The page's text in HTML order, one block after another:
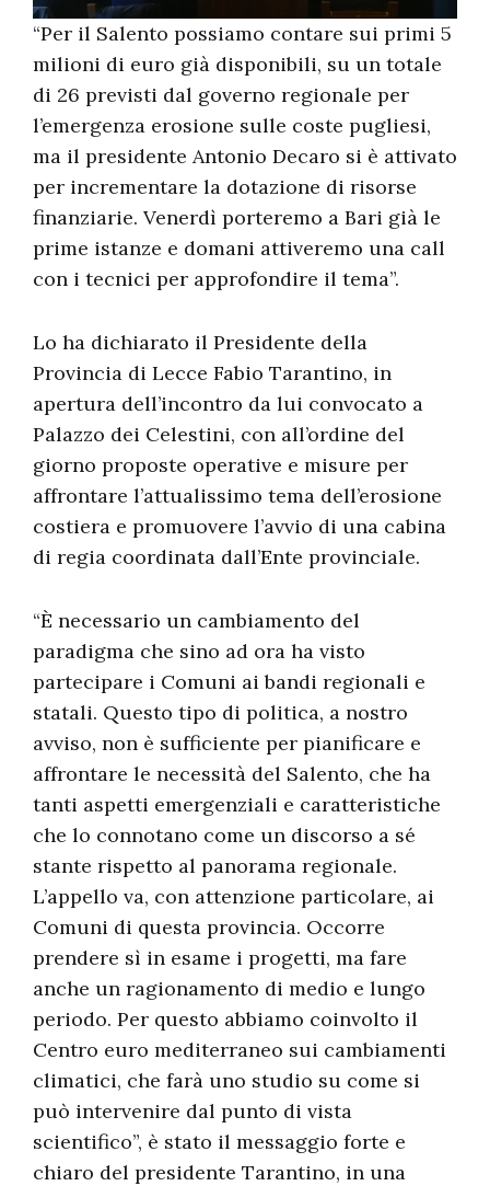
“Per il Salento possiamo contare sui primi 5
milioni di euro già disponibili, su un totale
di 26 previsti dal governo regionale per
l’emergenza erosione sulle coste pugliesi,
ma il presidente Antonio Decaro si è attivato
per incrementare la dotazione di risorse
finanziarie. Venerdì porteremo a Bari già le
prime istanze e domani attiveremo una call
con i tecnici per approfondire il tema”.
Lo ha dichiarato il Presidente della
Provincia di Lecce Fabio Tarantino, in
apertura dell’incontro da lui convocato a
Palazzo dei Celestini, con all’ordine del
giorno proposte operative e misure per
affrontare l’attualissimo tema dell’erosione
costiera e promuovere l’avvio di una cabina
di regia coordinata dall’Ente provinciale.
“È necessario un cambiamento del
paradigma che sino ad ora ha visto
partecipare i Comuni ai bandi regionali e
statali. Questo tipo di politica, a nostro
avviso, non è sufficiente per pianificare e
affrontare le necessità del Salento, che ha
tanti aspetti emergenziali e caratteristiche
che lo connotano come un discorso a sé
stante rispetto al panorama regionale.
L’appello va, con attenzione particolare, ai
Comuni di questa provincia. Occorre
prendere sì in esame i progetti, ma fare
anche un ragionamento di medio e lungo
periodo. Per questo abbiamo coinvolto il
Centro euro mediterraneo sui cambiamenti
climatici, che farà uno studio su come si
può intervenire dal punto di vista
scientifico”, è stato il messaggio forte e
chiaro del presidente Tarantino, in una